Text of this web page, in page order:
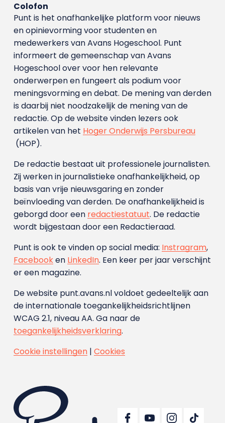
Colofon
Punt is het onafhankelijke platform voor nieuws
en opinievorming voor studenten en
medewerkers van Avans Hoge­school. Punt
informeert de gemeenschap van Avans
Hogeschool over voor hen relevante
onderwerpen en fungeert als podium voor
meningsvorming en debat. De mening van derden
is daarbij niet noodzakelijk de mening van de
redactie. Op de website vinden lezers ook
artikelen van het Hoger Onderwijs Persbureau
(HOP).
De redactie bestaat uit professionele journalisten.
Zij werken in journalistieke onafhankelijkheid, op
basis van vrije nieuwsgaring en zonder
beïnvloeding van derden. De onafhankelijkheid is
geborgd door een redactiestatuut. De redactie
wordt bijgestaan door een Redactieraad.
Punt is ook te vinden op social media: Instragram,
Facebooken LinkedIn. Een keer per jaar verschijnt
er een magazine.
De website punt.avans.nl voldoet gedeeltelijk aan
de internationale toegankelijkheidsrichtlijnen
WCAG 2.1, niveau AA. Ga naar de
toegankelijkheidsverklaring.
Cookie instellingen| Cookies